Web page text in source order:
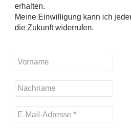
erhalten.
Meine Einwilligung kann ich
die Zukunft widerrufen.